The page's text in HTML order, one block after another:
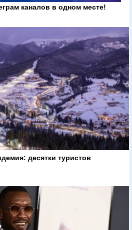
каналов в одном месте!
десятки туристов